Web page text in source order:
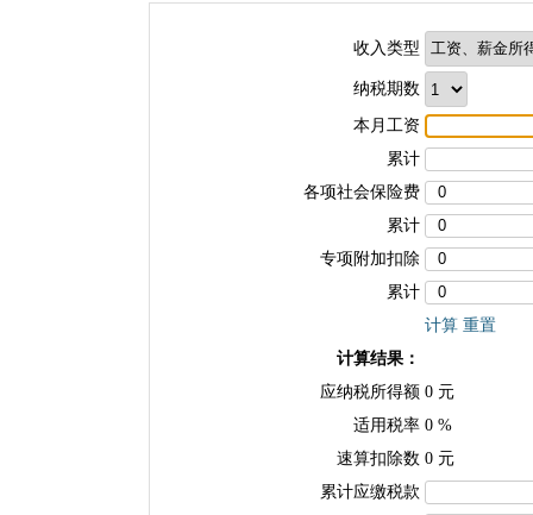
收入类型
纳税期数
本月工资
累计
各项社会保险费
累计
专项附加扣除
累计
计算 重置
计算结果：
应纳税所得额 0 元
适用税率 0 %
速算扣除数 0 元
累计应缴税款